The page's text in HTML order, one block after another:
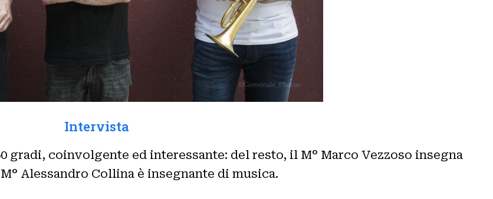
Intervista
gradi, coinvolgente ed interessante: del resto, il M° Marco Vezzoso insegna
Alessandro Collina è insegnante di musica.